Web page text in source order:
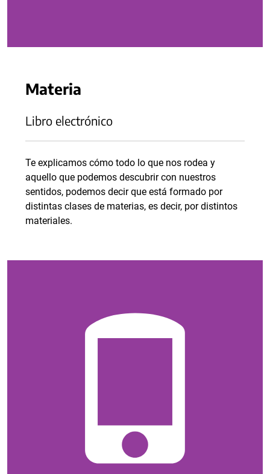
Materia
Libro electrónico
Te explicamos cómo todo lo que nos rodea y
aquello que podemos descubrir con nuestros
sentidos, podemos decir que está formado por
distintas clases de materias, es decir, por distintos
materiales.